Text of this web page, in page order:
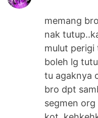
memang
nak
mulut perigi
boleh lg
tu agaknya
bro dpt
segmen